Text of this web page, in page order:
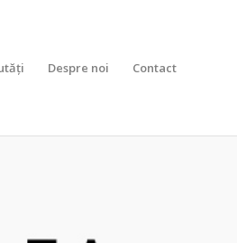
Despre noi Contact